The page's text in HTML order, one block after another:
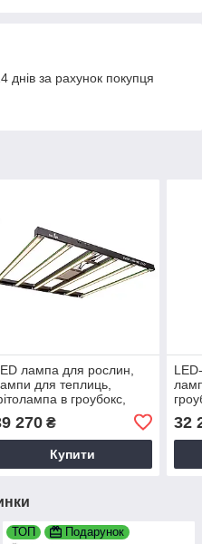
за рахунок покупця
лампа для рослин,
для теплиць,
в гроубокс,
270₴
Купити
32
ТОП Подарунок